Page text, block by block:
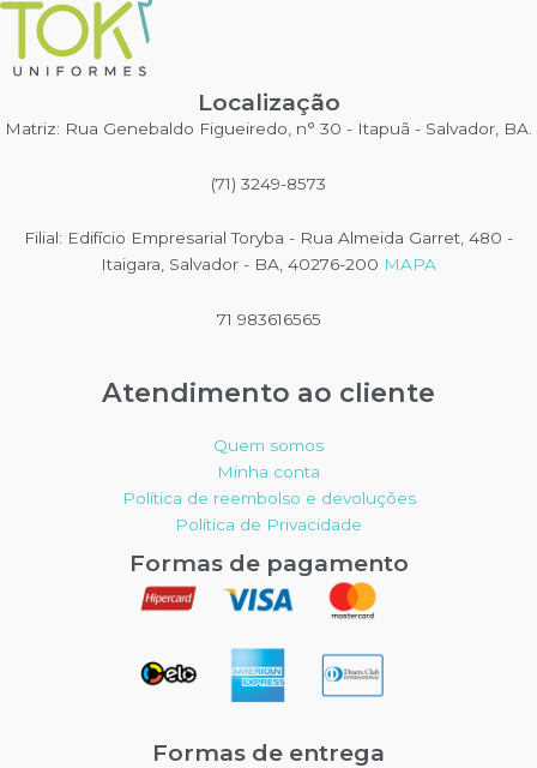
do
Localização
Matriz: Rua Genebaldo Figueiredo, n° 30 - Itapuã - Salvador, BA.
(71) 3249-8573
Filial: Edifício Empresarial Toryba - Rua Almeida Garret, 480 -
Itaigara, Salvador - BA, 40276-200 MAPA
71 983616565
Atendimento ao cliente
Quem somos
Minha conta
Política de reembolso e devoluções
Política de Privacidade
Formas de pagamento
Formas de entrega